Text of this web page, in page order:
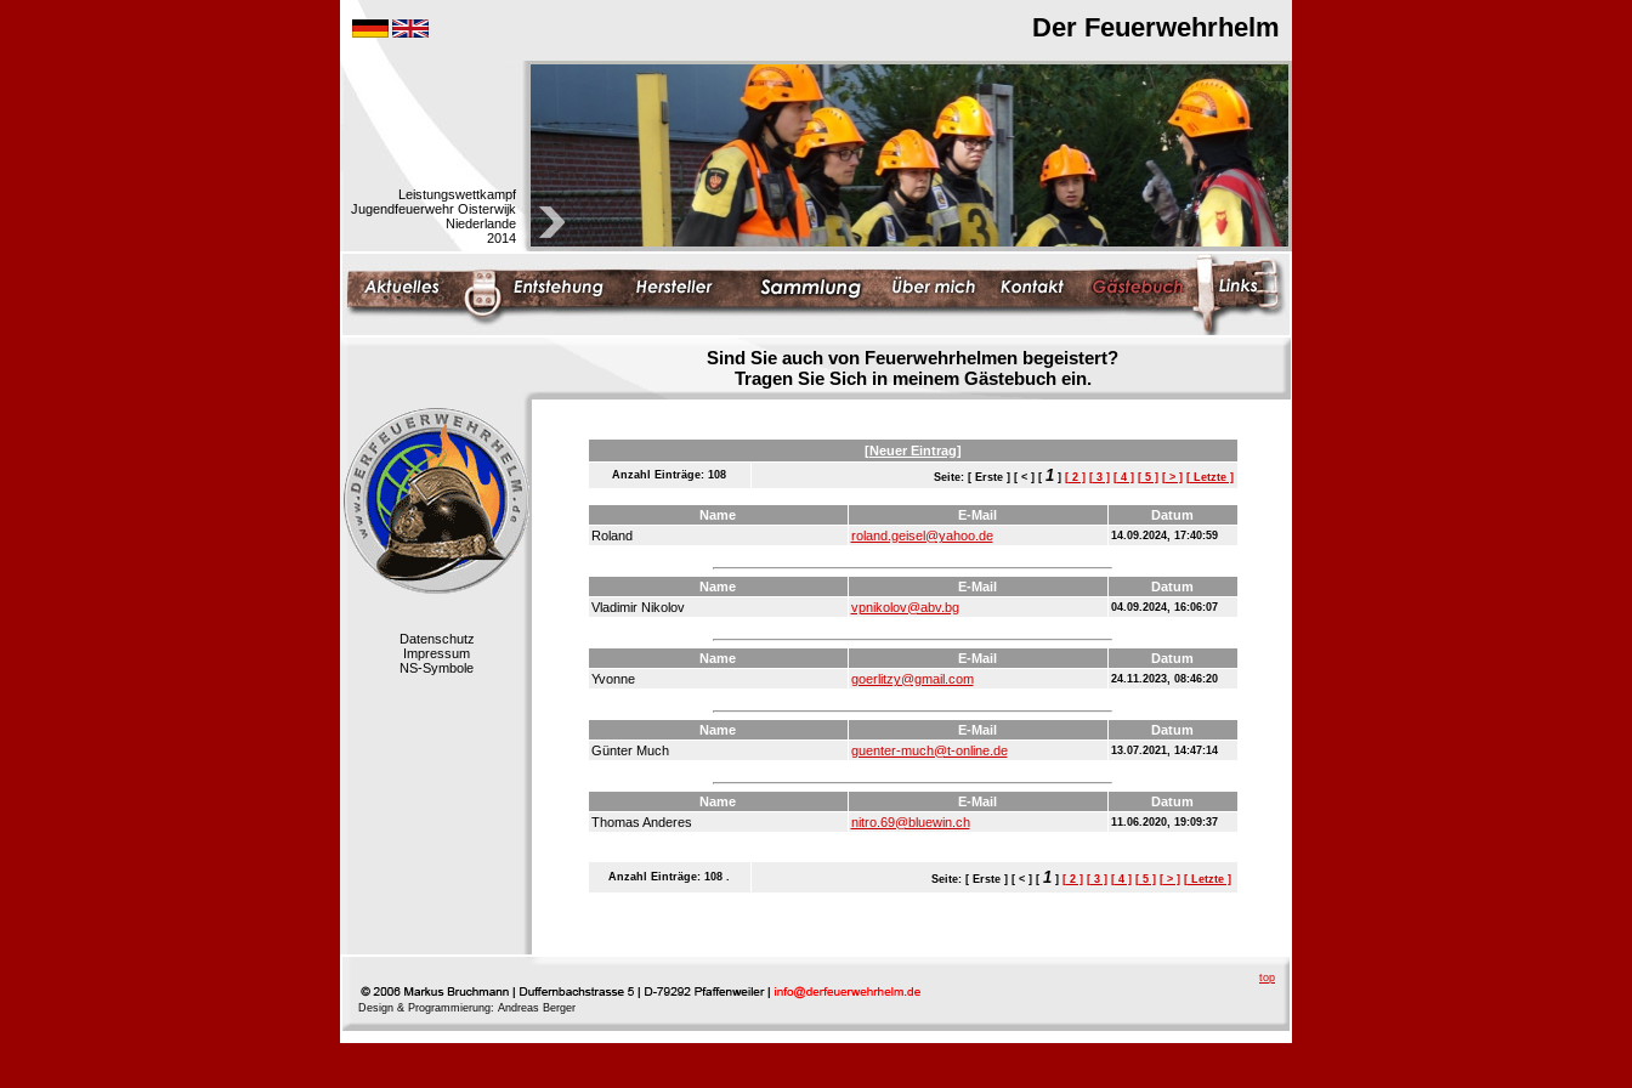
Der Feuerwehrhelm
Leistungswettkampf
Jugendfeuerwehr Oisterwijk
Niederlande
2014
Sind Sie auch von Feuerwehrhelmen begeistert?
Tragen Sie Sich in meinem Gästebuch ein.
Datenschutz
Impressum
NS-Symbole
[Neuer Eintrag]
Anzahl Einträge: 108 Seite: [ Erste ] [ < ] [ 1] [ 2 ] [ 3 ] [ 4 ] [ 5 ] [ > ] [ Letzte ]
Name E-Mail
Datum
Roland
roland.geisel@yahoo.de 14.09.2024, 17:40:59
Name E-Mail
Datum
Vladimir Nikolov
vpnikolov@abv.bg 04.09.2024, 16:06:07
Name E-Mail
Datum
Yvonne
goerlitzy@gmail.com 24.11.2023, 08:46:20
Name E-Mail
Datum
Günter Much
guenter-much@t-online.de 13.07.2021, 14:47:14
Name E-Mail
Datum
Thomas Anderes
nitro.69@bluewin.ch 11.06.2020, 19:09:37
Anzahl Einträge: 108 . Seite: [ Erste ] [ < ] [ 1] [ 2 ] [ 3 ] [ 4 ] [ 5 ] [ > ] [ Letzte ]
Design & Programmierung: Andreas Berger
top